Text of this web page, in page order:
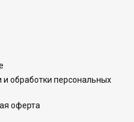
обработки персональных
оферта